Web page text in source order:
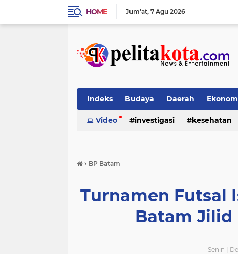
HOME Jum'at 7 Agu 2026
Indeks Budaya Daerah
Pendidikan Politik Sosial
Video investigasi kesehatan
› BP Batam
Turnamen Futsal
Batam Jilid
Senin |